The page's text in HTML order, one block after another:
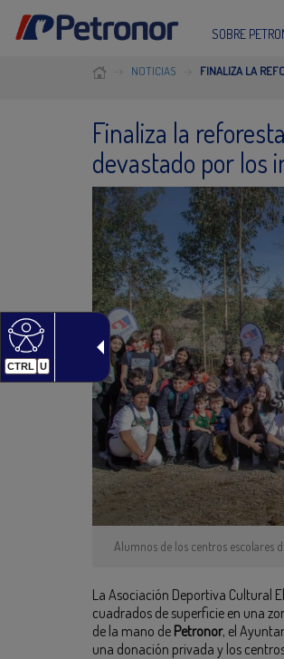
CTRL U
SOBRE
NOTICIAS FINALIZA LA
Finaliza la
devastado por los
Alumnos de los centros escolares
La Asociación Deportiva Cultural
cuadrados de superficie en una
de la mano de Petronor, el
una donación privada y los